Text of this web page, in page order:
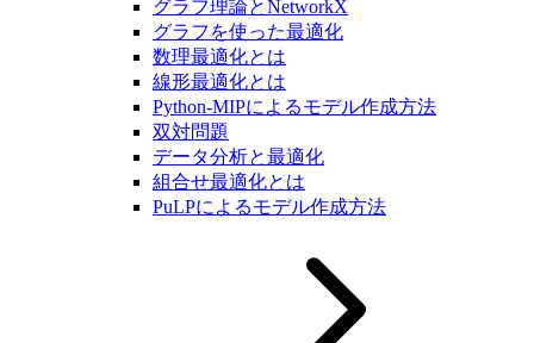
グラフ理論とNetworkX
グラフを使った最適化
数理最適化とは
線形最適化とは
Python-MIPによるモデル作成方法
双対問題
データ分析と最適化
組合せ最適化とは
PuLPによるモデル作成方法